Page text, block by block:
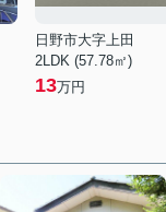
日野市大字上田
2LDK (57.78㎡)
13万円